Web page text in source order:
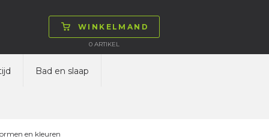
WINKELMAND
0 ARTIKEL
Bad en slaap
en kleuren